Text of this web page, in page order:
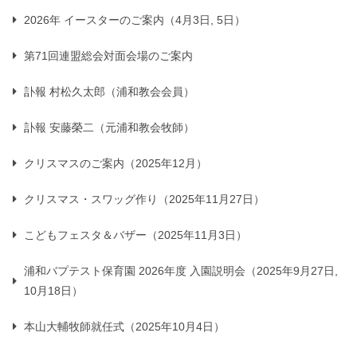
2026年 イースターのご案内（4月3日, 5日）
第71回連盟総会対面会場のご案内
訃報 村松久太郎（浦和教会会員）
訃報 安藤榮二（元浦和教会牧師）
クリスマスのご案内（2025年12月）
クリスマス・スワッグ作り（2025年11月27日）
こどもフェスタ＆バザー（2025年11月3日）
浦和バプテスト保育園 2026年度 入園説明会（2025年9月27日,
10月18日）
本山大輔牧師就任式（2025年10月4日）